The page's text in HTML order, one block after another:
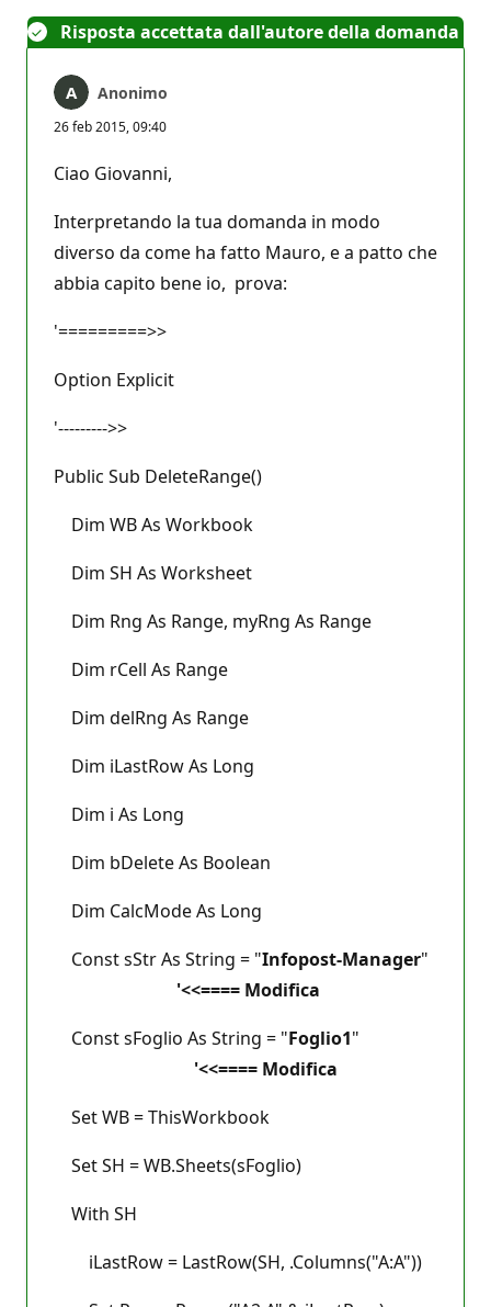
Risposta accettata dall'autore della domanda
Anonimo
26 feb 2015, 09:40
Ciao Giovanni,
Interpretando la tua domanda in modo
diverso da come ha fatto Mauro, e a patto che
abbia capito bene io, prova:
'=========>>
Option Explicit
'--------->>
Public Sub DeleteRange()
Dim WB As Workbook
Dim SH As Worksheet
Dim Rng As Range, myRng As Range
Dim rCell As Range
Dim delRng As Range
Dim iLastRow As Long
Dim i As Long
Dim bDelete As Boolean
Dim CalcMode As Long
Const sStr As String = "Infopost-Manager"
'<<==== Modifica
Const sFoglio As String = "Foglio1"
'<<==== Modifica
Set WB = ThisWorkbook
Set SH = WB.Sheets(sFoglio)
With SH
iLastRow = LastRow(SH, .Columns("A:A"))